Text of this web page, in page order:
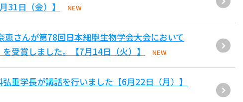
31日（金）】
NEW
恵さんが第78回日本細胞生物学会大会において
受賞しました。【7月14日（火）】
NEW
重学長が講話を行いました【6月22日（月）】